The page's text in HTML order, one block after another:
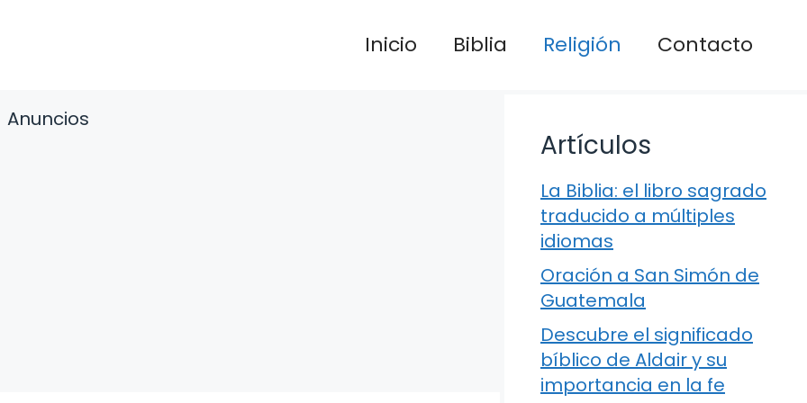
Inicio Biblia Religión Contacto
Anuncios
Artículos
La Biblia: el libro sagrado
traducido a múltiples
idiomas
Oración a San Simón de
Guatemala
Descubre el significado
bíblico de Aldair y su
importancia en la fe